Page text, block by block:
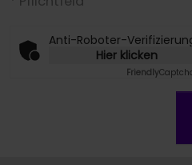
Anti-Roboter-
Hier klicken
Friendly